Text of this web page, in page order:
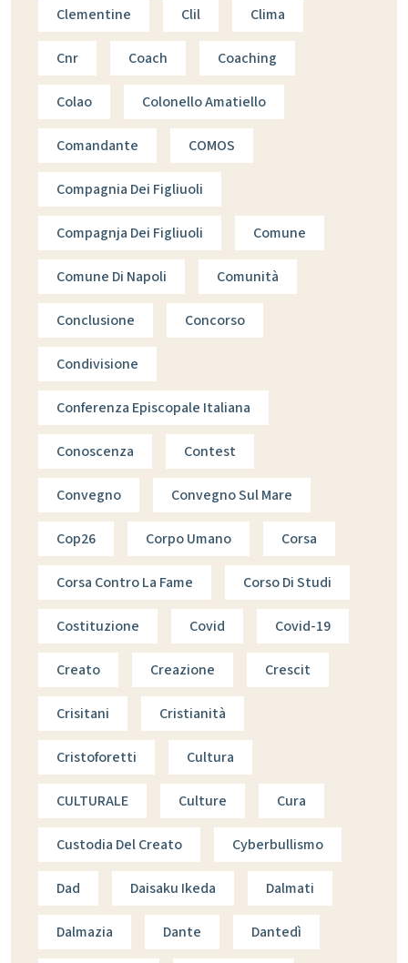
Clementine Clil Clima
Cnr Coach Coaching
Colao Colonello Amatiello
Comandante COMOS
Compagnia Dei Figliuoli
Compagnja Dei Figliuoli Comune
Comune Di Napoli Comunità
Conclusione Concorso
Condivisione
Conferenza Episcopale Italiana
Conoscenza Contest
Convegno Convegno Sul Mare
Cop26 Corpo Umano Corsa
Corsa Contro La Fame Corso Di Studi
Costituzione Covid Covid-19
Creato Creazione Crescit
Crisitani Cristianità
Cristoforetti Cultura
CULTURALE Culture Cura
Custodia Del Creato Cyberbullismo
Dad Daisaku Ikeda Dalmati
Dalmazia Dante Dantedì